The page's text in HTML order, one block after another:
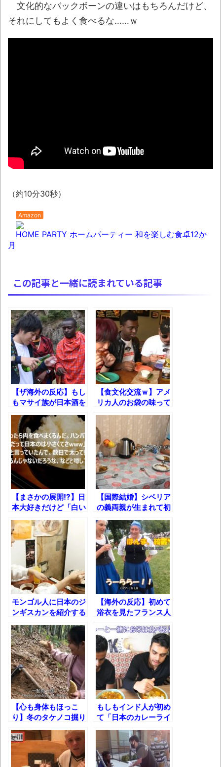
なった
【07日の新刊】「魔女と傭兵 9」「転生
したら第七王子だったので、気ままに魔術を極
文してキャンセルした32歳女が逮捕
50歳になりました
凡庸な悪
ロープと滑車と犬マスクでエクストリーム
『FF15』が発売10周年！ノクティスフィギ
ュアなどが当たる記念くじが登場です
みんななんだかんだ言ってお金持ってんじ
ゃん
「アメリカのヤンキーがアジア人にケンカ
を売った結果ｗｗｗ」 ほか
【読書感想】山野辺太郎『いつか深い穴に
落ちるまで』
映画ちいかわ観に行ったので感想を書きま
す(若干ネタバレあり) 26/07/25
マケイン9巻＆アニメ公式ガイド感想
独学で挑んだ2026年二級建築士学科試験結
果速報（仮）
体験談：仕事で同じビルの中に入っている
グループ会社の嫁子 [ほのぼの]
かなりお姉さんになったね
壊れたエアコンと歌えないボク
バージョンアップ情報更新 AOMEI
Backupper Standard 8.3.0 などバージョンア
ップ
高嶋ちさ子、ダウン症の姉が暴行事件！事
件の一部始終と衝撃の結末
【呆然】北海道旅行ワイ「ウニイクラ丼特
盛で食うぞ！！！うおおおおおおお
お！！！！！」→結
果･････････････････････････････
【動画】カニ、ちょっかい出してきた陰に
ブチギレ
長野県のなめこのデカさが規格外だったｗ
ｗ
新装版「ご冗談でしょう、ファインマンさ
文化的なバックボーンの違いはもちろんだけど、
それにしてもよく食べるな……ｗ
（約10分30秒）
Amazon
HOME PARTY ホームパーティー 和を楽しむ食卓12か
月
この記事と一緒に読まれている記事
【ザ海外の反応】もし
もマサイ族が日本酒を
飲んだら……？
【食文化交流ｗ】アメ
リカ人のお袋の味って
何？
【まさかの展開!?】日
本大好きだけど「白い
ご飯」の良さが理解で
きなかったアメリカ人
が帰省から戻ってきた
ら……
【国際結婚】シベリア
の義両親が生まれて初
めて日本のカレーを食
べた結果!!
モンゴル人に日本のジ
ンギスカンを紹介する
とこうなります……
【海外の反応】初めて
浴衣を見たフランス人
の反応！フランスの夏
祭りで日仏ハーフ4歳
がはしゃいだ結果！
【心も身体もほっこ
り】冬のタケノコ掘り
からのタケノコ鍋ｗ
もしもインド人が初め
て「日本のカレーライ
ス」を食べてみた
ら……